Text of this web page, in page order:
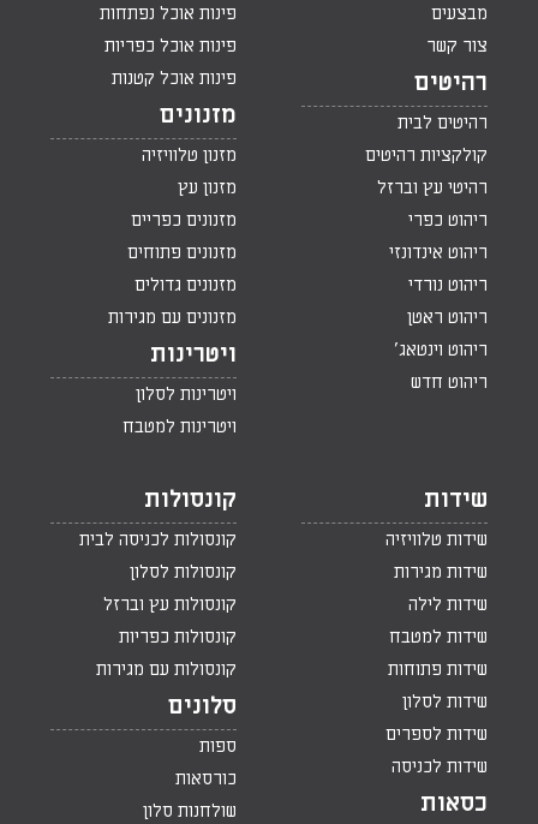
מבצעים
צור קשר
רהיטים
רהיטים לבית
קולקציות רהיטים
רהיטי עץ וברזל
ריהוט כפרי
ריהוט אינדונזי
ריהוט נורדי
ריהוט ראטן
ריהוט וינטאג'
ריהוט חדש
פינות אוכל נפתחות
פינות אוכל כפריות
פינות אוכל קטנות
מזנונים
מזנון טלוויזיה
מזנון עץ
מזנונים כפריים
מזנונים פתוחים
מזנונים גדולים
מזנונים עם מגירות
ויטרינות
ויטרינות לסלון
ויטרינות למטבח
שידות
שידות טלוויזיה
שידות מגירות
שידות לילה
שידות למטבח
שידות פתוחות
שידות לסלון
שידות לספרים
שידות לכניסה
כסאות
קונסולות
קונסולות לכניסה לבית
קונסולות לסלון
קונסולות עץ וברזל
קונסולות כפריות
קונסולות עם מגירות
סלונים
ספות
כורסאות
שולחנות סלון